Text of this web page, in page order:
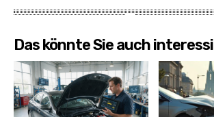
Das könnte Sie auch